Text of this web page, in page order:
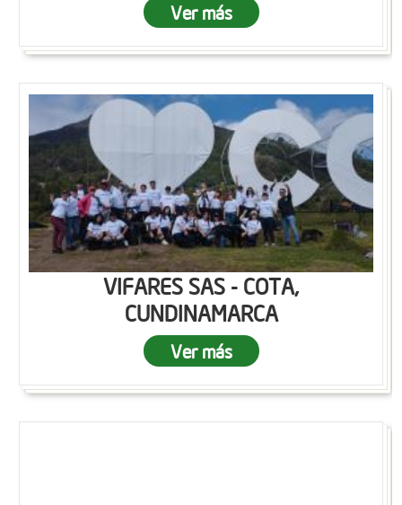
Ver más
VIFARES SAS - COTA,
CUNDINAMARCA
Ver más